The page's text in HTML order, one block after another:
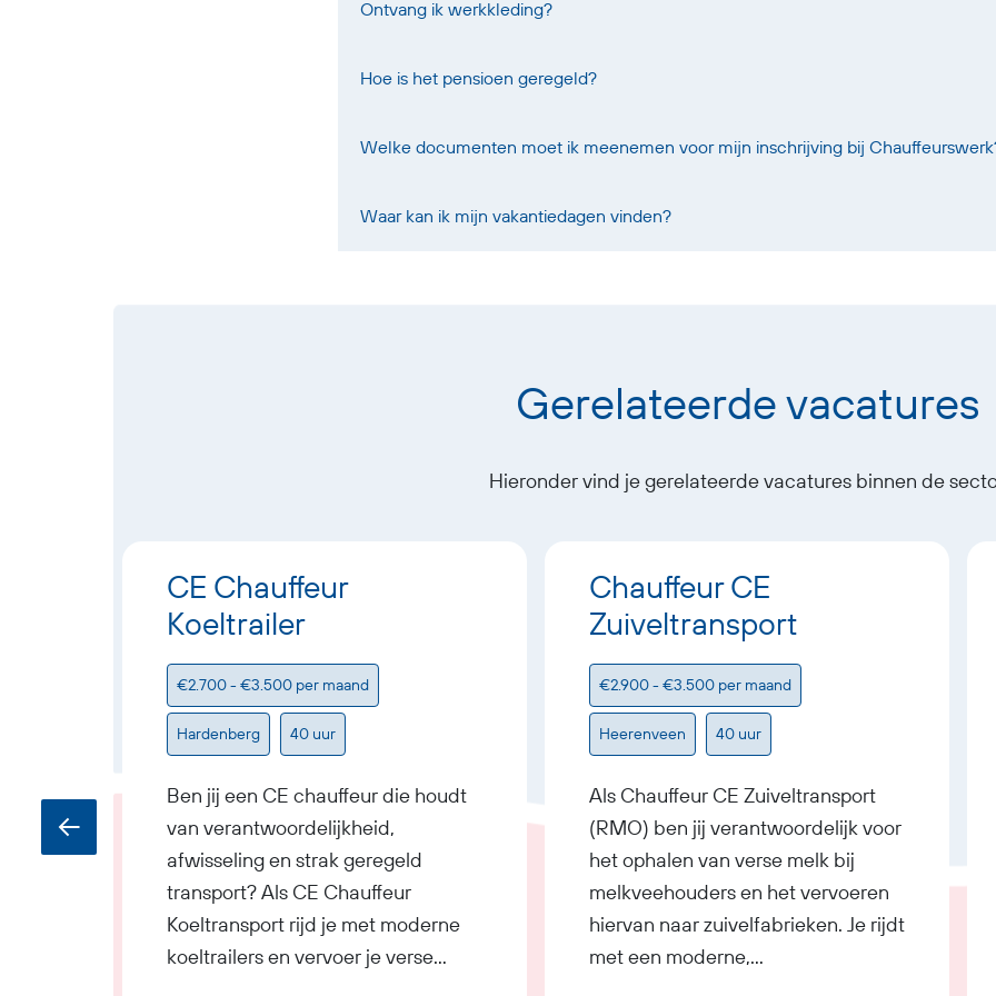
Ontvang ik werkkleding?
Hoe is het pensioen geregeld?
Welke documenten moet ik meenemen voor mijn inschrijving bij
Waar kan ik mijn vakantiedagen vinden?
Gerelateerde vacatures
Hieronder vind je gerelateerde vacatures binnen de
Chauffeur CE
Zuiveltransport
€2.900 - €3.500 per maand
Heerenveen 40 uur
Als Chauffeur CE Zuiveltransport
(RMO) ben jij verantwoordelijk voor
het ophalen van verse melk bij
melkveehouders en het vervoeren
hiervan naar zuivelfabrieken. Je rijdt
met een moderne,
CE Chauffeur
Koeltrailer
€2.700 - €3.500 per maand
Hardenberg 40 uur
Ben jij een CE chauffeur die houdt
van verantwoordelijkheid,
afwisseling en strak geregeld
transport? Als CE Chauffeur
Koeltransport rijd je met moderne
koeltrailers en vervoer je verse